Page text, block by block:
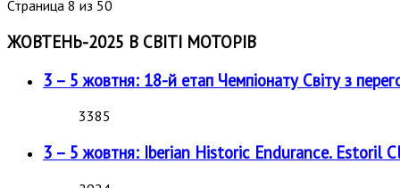
Страница 8 из 50
ЖОВТЕНЬ-2025 В СВІТІ МОТОРІВ
3 – 5 жовтня: 18-й етап Чемпіонату Світу з
3385
3 – 5 жовтня: Iberian Historic Endurance. Estoril